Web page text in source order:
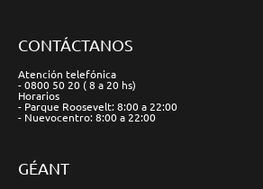
CONTÁCTANOS
Atención telefónica
- 0800 50 20 ( 8 a 20 hs)
Horarios
- Parque Roosevelt: 8:00 a 22:00
- Nuevocentro: 8:00 a 22:00
GÉANT